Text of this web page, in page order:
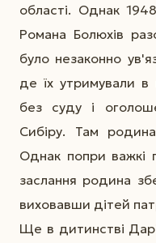
області. Однак
Романа Болюхів
було незаконно
де їх утримували в
без суду і
Сибіру. Там
Однак попри важкі
заслання родина
виховавши дітей
Ще в дитинстві